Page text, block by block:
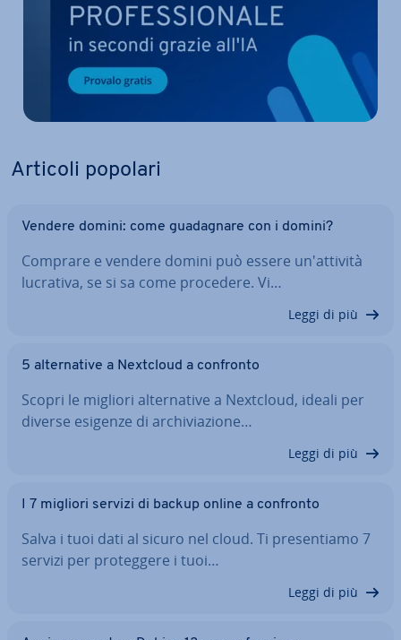
Articoli popolari
Vendere domini: come gua­da­gna­re con i domini?
Comprare e vendere domini può essere un'at­ti­vi­tà
lucrativa, se si sa come procedere. Vi…
Leggi di più
5 al­ter­na­ti­ve a Nextcloud a confronto
Scopri le migliori al­ter­na­ti­ve a Nextcloud, ideali per
diverse esigenze di ar­chi­via­zio­ne…
Leggi di più
I 7 migliori servizi di backup online a confronto
Salva i tuoi dati al sicuro nel cloud. Ti pre­sen­tia­mo 7
servizi per pro­teg­ge­re i tuoi…
Leggi di più